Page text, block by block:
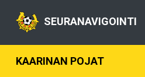
SEURANAVIGOINTI
KAARINAN POJAT